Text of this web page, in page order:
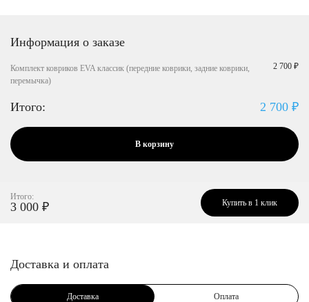
Информация о заказе
Комплект ковриков EVA классик (передние коврики, задние коврики,
перемычка)
2 700 ₽
Итого: 2 700 ₽
В корзину
Итого:
3 000 ₽ Купить в 1 клик
Доставка и оплата
Доставка Оплата